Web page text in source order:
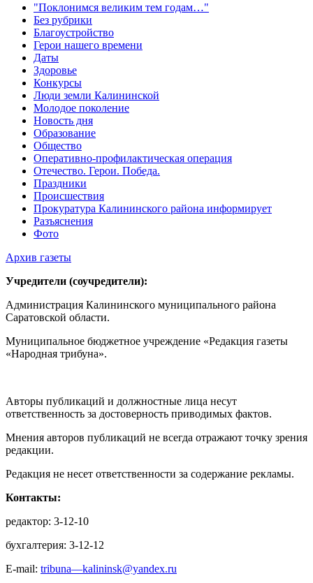
"Поклонимся великим тем годам…"
Без рубрики
Благоустройство
Герои нашего времени
Даты
Здоровье
Конкурсы
Люди земли Калининской
Молодое поколение
Новость дня
Образование
Общество
Оперативно-профилактическая операция
Отечество. Герои. Победа.
Праздники
Происшествия
Прокуратура Калининского района информирует
Разъяснения
Фото
Архив газеты
Учредители (соучредители):
Администрация Калининского муниципального района
Саратовской области.
Муниципальное бюджетное учреждение «Редакция газеты
«Народная трибуна».
Авторы публикаций и должностные лица несут
ответственность за достоверность приводимых фактов.
Мнения авторов публикаций не всегда отражают точку зрения
редакции.
Редакция не несет ответственности за содержание рекламы.
Контакты:
редактор: 3-12-10
бухгалтерия: 3-12-12
E-mail: tribuna—kalininsk@yandex.ru